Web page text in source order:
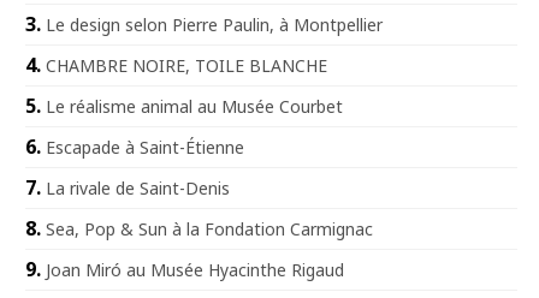
Le design selon Pierre Paulin, à Montpellier
CHAMBRE NOIRE, TOILE BLANCHE
Le réalisme animal au Musée Courbet
Escapade à Saint-Étienne
La rivale de Saint-Denis
Sea, Pop & Sun à la Fondation Carmignac
Joan Miró au Musée Hyacinthe Rigaud